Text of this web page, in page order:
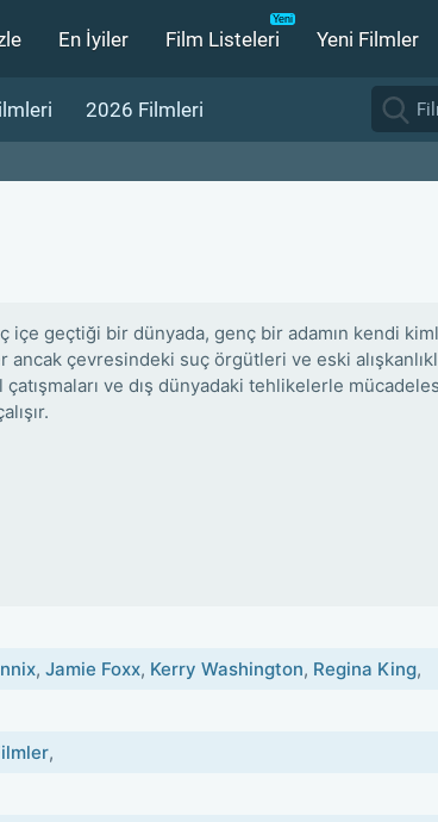
En İyiler Film Listeleri Yeni Filmler
2026 Filmleri
içe geçtiği bir dünyada, genç bir adamın kendi
ancak çevresindeki suç örgütleri ve eski
ve dış dünyadaki tehlikelerle
, Jamie Foxx, Kerry Washington, Regina King,
,